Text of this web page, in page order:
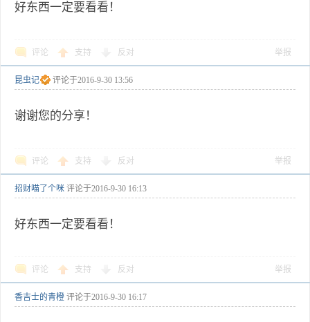
好东西一定要看看！
评论 支持 反对 举报
昆虫记 评论于2016-9-30 13:56
谢谢您的分享！
评论 支持 反对 举报
招财喵了个咪 评论于2016-9-30 16:13
好东西一定要看看！
评论 支持 反对 举报
香吉士的青橙 评论于2016-9-30 16:17